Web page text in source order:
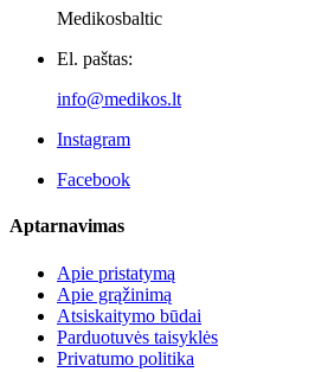
Naujienlaiškiai